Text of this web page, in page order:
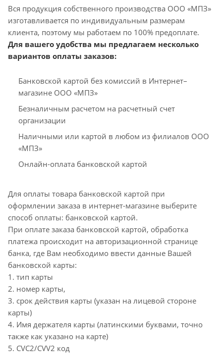
Вся продукция собственного производства ООО «МПЗ»
изготавливается по индивидуальным размерам
клиента, поэтому мы работаем по 100% предоплате.
Для вашего удобства мы предлагаем несколько
вариантов оплаты заказов:
Банковской картой без комиссий в Интернет–
магазине ООО «МПЗ»
Безналичным расчетом на расчетный счет
организации
Наличными или картой в любом из филиалов ООО
«МПЗ»
Онлайн-оплата банковской картой
Для оплаты товара банковской картой при
оформлении заказа в интернет-магазине выберите
способ оплаты: банковской картой.
При оплате заказа банковской картой, обработка
платежа происходит на авторизационной странице
банка, где Вам необходимо ввести данные Вашей
банковской карты:
1. тип карты
2. номер карты,
3. срок действия карты (указан на лицевой стороне
карты)
4. Имя держателя карты (латинскими буквами, точно
также как указано на карте)
5. CVC2/CVV2 код